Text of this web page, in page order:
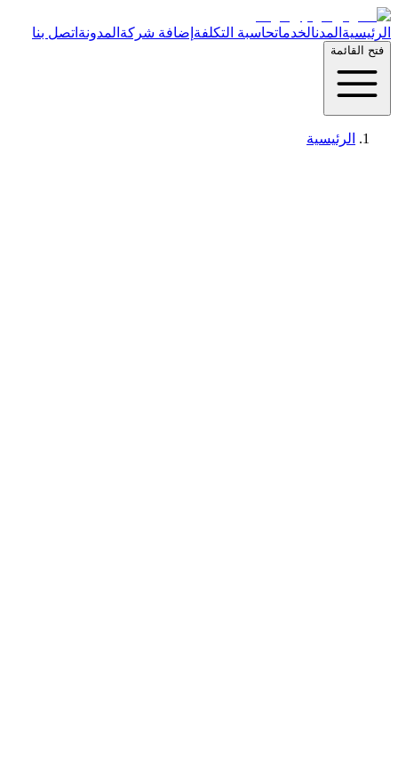
الرئيسية المدنالخدماتحاسبة التكلفة إضافة شركة المدونة اتصل بنا
فتح القائمة
الرئيسية